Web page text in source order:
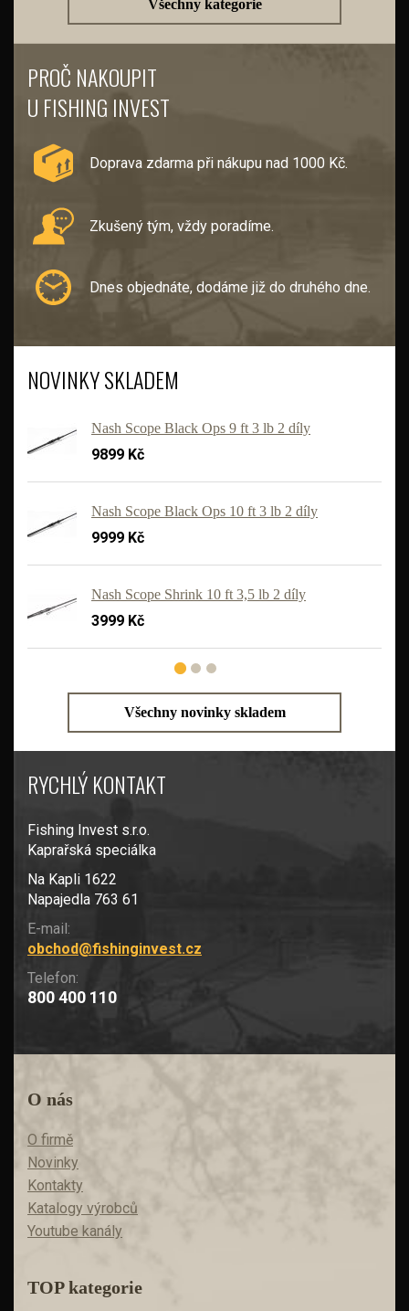
Všechny kategorie
PROČ NAKOUPIT
U FISHING INVEST
Doprava zdarma při nákupu nad 1000 Kč.
Zkušený tým, vždy poradíme.
Dnes objednáte, dodáme již do druhého dne.
NOVINKY SKLADEM
Nash Scope Black Ops 9 ft 3 lb 2 díly
9899 Kč
Nash Scope Black Ops 10 ft 3 lb 2 díly
9999 Kč
Nash Scope Shrink 10 ft 3,5 lb 2 díly
3999 Kč
Všechny novinky skladem
RYCHLÝ KONTAKT
Fishing Invest s.r.o.
Kaprařská speciálka
Na Kapli 1622
Napajedla 763 61
E-mail:
obchod@fishinginvest.cz
Telefon:
800 400 110
O nás
O firmě
Novinky
Kontakty
Katalogy výrobců
Youtube kanály
TOP kategorie